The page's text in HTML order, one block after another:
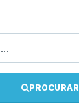
PROCURAR